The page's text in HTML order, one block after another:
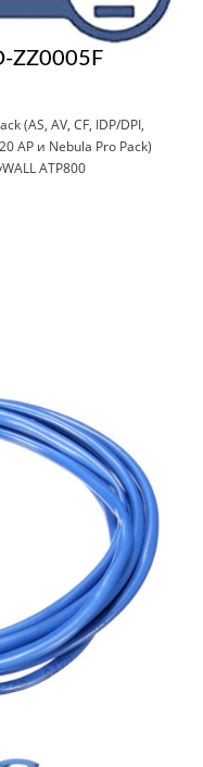
ZZ0005F
(AS, AV, CF, IDP/DPI,
AP и Nebula Pro Pack)
ATP800